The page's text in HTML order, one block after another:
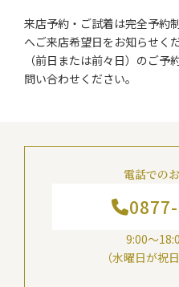
来店予約・ご試着は完全予約
へご来店希望日をお知らせく
（前日または前々日）のご
問い合わせください。
電話での
9:00～
（水曜日が祝